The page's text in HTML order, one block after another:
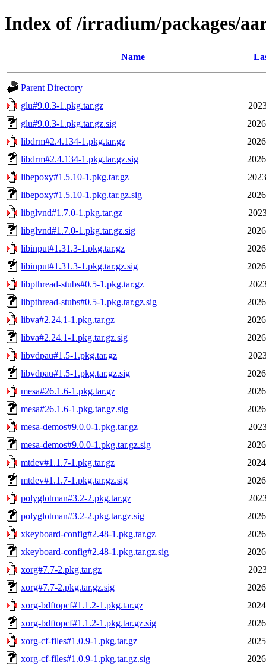
Index of /irradium/packages/
Name
Parent Directory
glu#9.0.3-1.pkg.tar.gz
glu#9.0.3-1.pkg.tar.gz.sig
libdrm#2.4.134-1.pkg.tar.gz
libdrm#2.4.134-1.pkg.tar.gz.sig
libepoxy#1.5.10-1.pkg.tar.gz
libepoxy#1.5.10-1.pkg.tar.gz.sig
libglvnd#1.7.0-1.pkg.tar.gz
libglvnd#1.7.0-1.pkg.tar.gz.sig
libinput#1.31.3-1.pkg.tar.gz
libinput#1.31.3-1.pkg.tar.gz.sig
libpthread-stubs#0.5-1.pkg.tar.gz
libpthread-stubs#0.5-1.pkg.tar.gz.sig
libva#2.24.1-1.pkg.tar.gz
libva#2.24.1-1.pkg.tar.gz.sig
libvdpau#1.5-1.pkg.tar.gz
libvdpau#1.5-1.pkg.tar.gz.sig
mesa#26.1.6-1.pkg.tar.gz
mesa#26.1.6-1.pkg.tar.gz.sig
mesa-demos#9.0.0-1.pkg.tar.gz
mesa-demos#9.0.0-1.pkg.tar.gz.sig
mtdev#1.1.7-1.pkg.tar.gz
mtdev#1.1.7-1.pkg.tar.gz.sig
polyglotman#3.2-2.pkg.tar.gz
polyglotman#3.2-2.pkg.tar.gz.sig
xkeyboard-config#2.48-1.pkg.tar.gz
xkeyboard-config#2.48-1.pkg.tar.gz.sig
xorg#7.7-2.pkg.tar.gz
xorg#7.7-2.pkg.tar.gz.sig
xorg-bdftopcf#1.1.2-1.pkg.tar.gz
xorg-bdftopcf#1.1.2-1.pkg.tar.gz.sig
xorg-cf-files#1.0.9-1.pkg.tar.gz
xorg-cf-files#1.0.9-1.pkg.tar.gz.sig